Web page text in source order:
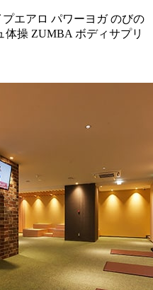
プエアロ パワーヨガ のびの
体操 ZUMBA ボディサプリ